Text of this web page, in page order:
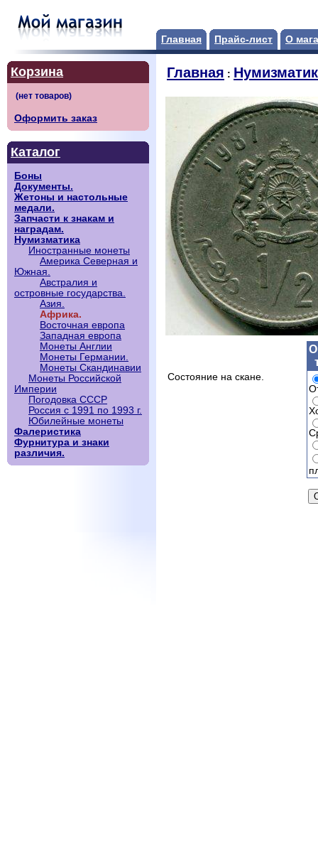
Главная Прайс-лист О
Корзина
Оформить заказ
Каталог
Боны
Документы.
Жетоны и настольные
медали.
Запчасти к знакам и
наградам.
Нумизматика
Иностранные монеты
Америка Северная и
Южная.
Австралия и
островные государства.
Азия.
Африка.
Восточная европа
Западная европа
Монеты Англии
Монеты Германии.
Монеты Скандинавии
Монеты Российской
Империи
Погодовка СССР
Россия с 1991 по 1993 г.
Юбилейные монеты
Фалеристика
Фурнитура и знаки
различия.
Главная :
Состояние на скане.